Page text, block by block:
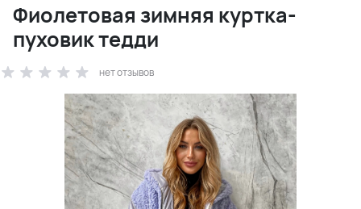
Фиолетовая зимняя куртка-
пуховик тедди
нет отзывов